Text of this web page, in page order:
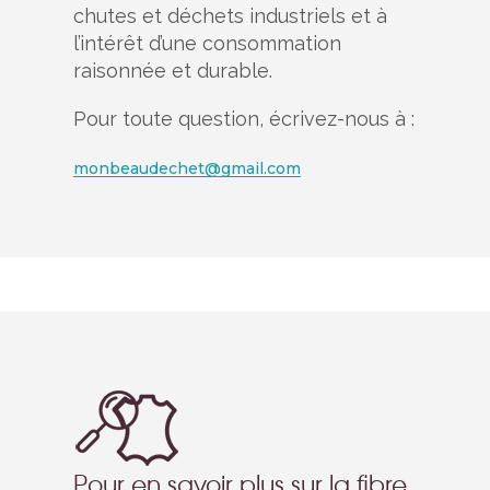
chutes et déchets industriels et à
l’intérêt d’une consommation
raisonnée et durable.
Pour toute question, écrivez-nous à :
monbeaudechet@gmail.com